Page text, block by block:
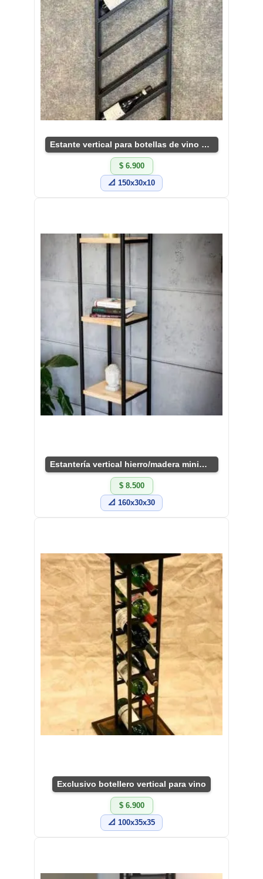
Estante vertical para botellas de vino moderno
$ 6.900
📐 150x30x10
Estantería vertical hierro/madera minimalista
$ 8.500
📐 160x30x30
Exclusivo botellero vertical para vino
$ 6.900
📐 100x35x35